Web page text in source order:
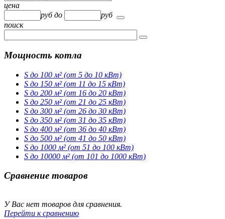
цена
рубдо
руб
поиск
Мощность котла
S до 100 м² (от 5 до 10 кВт)
S до 150 м² (от 11 до 15 кВт)
S до 200 м² (от 16 до 20 кВт)
S до 250 м² (от 21 до 25 кВт)
S до 300 м² (от 26 до 30 кВт)
S до 350 м² (от 31 до 35 кВт)
S до 400 м² (от 36 до 40 кВт)
S до 500 м² (от 41 до 50 кВт)
S до 1000 м² (от 51 до 100 кВт)
S до 10000 м² (от 101 до 1000 кВт)
Сравнение товаров
У Вас нет товаров для сравнения.
Перейти к сравнению